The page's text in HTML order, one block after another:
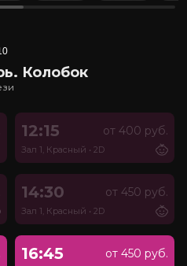
Колобок
12:15 от 400 руб.
Зал 1, Красный • 2D
14:30 от 450 руб.
Зал 1, Красный • 2D
16:45 от 450 руб.